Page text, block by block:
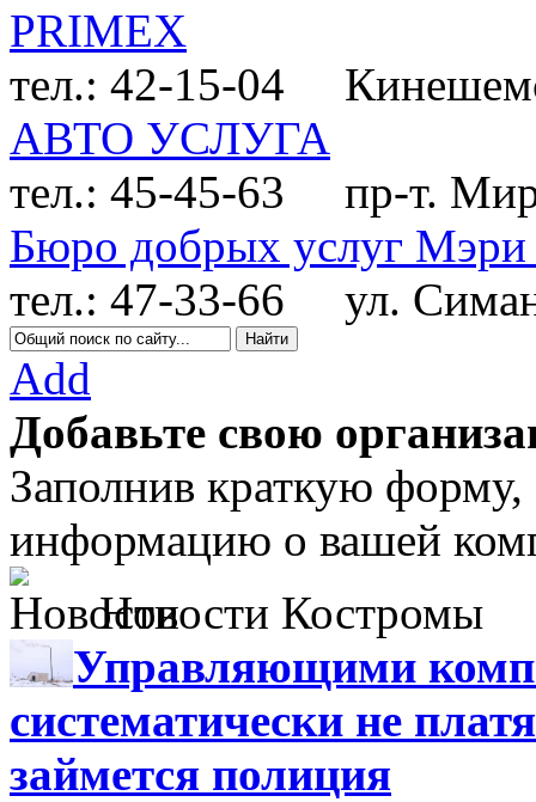
PRIMEX
тел.: 42-15-04
АВТО УСЛУГА
тел.: 45-45-63
пр-т.
Бюро добрых услуг
тел.: 47-33-66
ул.
Add
Добавьте свою
Заполнив краткую
информацию о вашей
Новости Костромы
Управляющими
систематически не
займется полиция